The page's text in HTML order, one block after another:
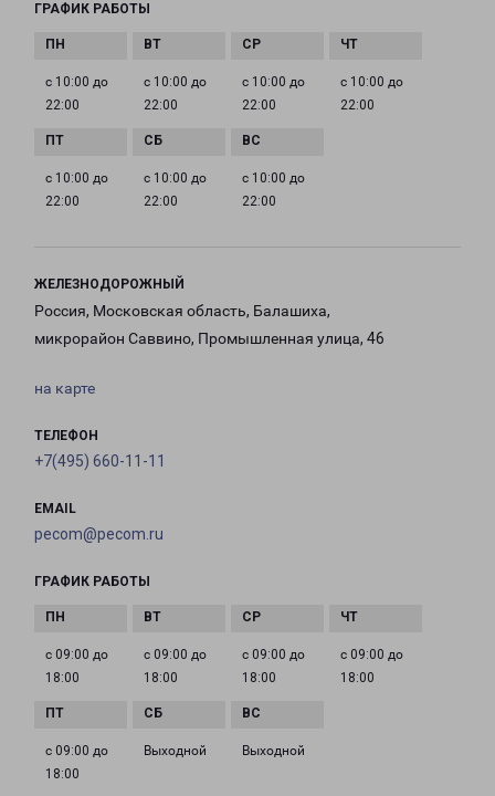
ГРАФИК РАБОТЫ
с 10:00 до
22:00
с 10:00 до
22:00
с 10:00 до
22:00
с 10:00 до
22:00
с 10:00 до
22:00
с 10:00 до
22:00
с 10:00 до
22:00
ЖЕЛЕЗНОДОРОЖНЫЙ
Россия, Московская область, Балашиха,
микрорайон Саввино, Промышленная улица, 46
на карте
ТЕЛЕФОН
+7(495) 660-11-11
EMAIL
pecom@pecom.ru
ГРАФИК РАБОТЫ
с 09:00 до
18:00
с 09:00 до
18:00
с 09:00 до
18:00
с 09:00 до
18:00
с 09:00 до
18:00
Выходной Выходной